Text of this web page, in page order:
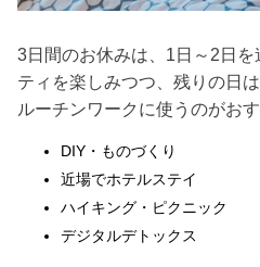
3日間のお休みは、1日～2日
ティを楽しみつつ、残りの日
ルーチンワークに使うのがおす
DIY・ものづくり
近場でホテルステイ
ハイキング・ピクニック
デジタルデトックス